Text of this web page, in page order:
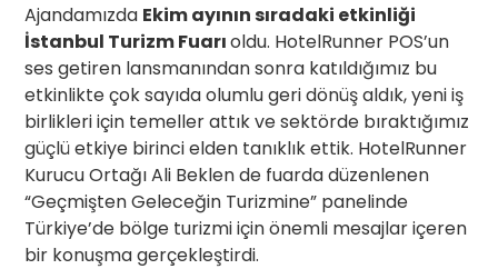
Ajandamızda Ekim ayının sıradaki etkinliği
İstanbul Turizm Fuarıoldu. HotelRunner POS’un
ses getiren lansmanından sonra katıldığımız bu
etkinlikte çok sayıda olumlu geri dönüş aldık, yeni iş
birlikleri için temeller attık ve sektörde bıraktığımız
güçlü etkiye birinci elden tanıklık ettik. HotelRunner
Kurucu Ortağı Ali Beklen de fuarda düzenlenen
“Geçmişten Geleceğin Turizmine” panelinde
Türkiye’de bölge turizmi için önemli mesajlar içeren
bir konuşma gerçekleştirdi.